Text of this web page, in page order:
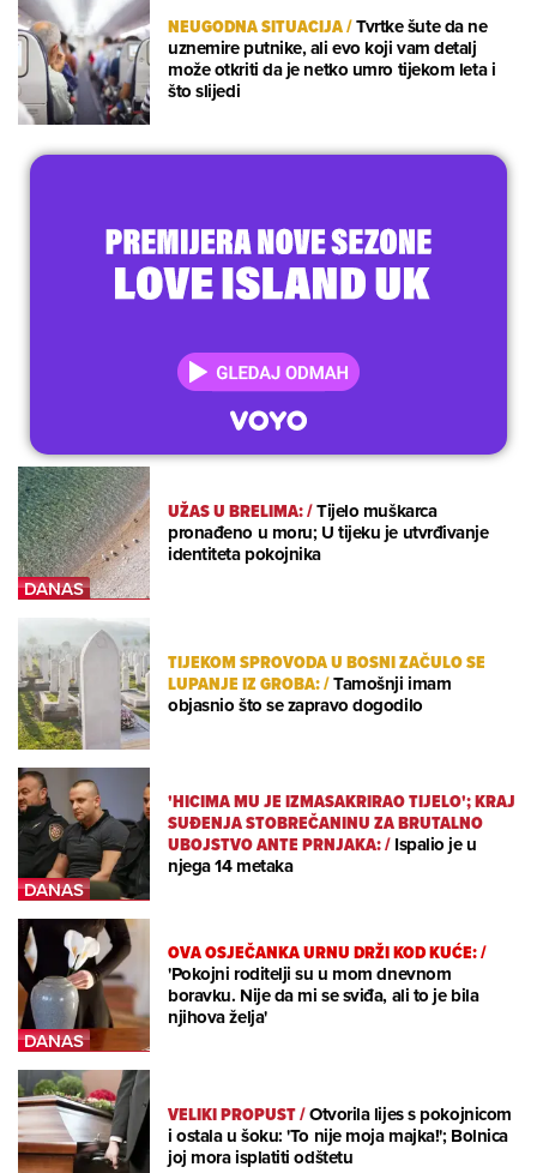
NEUGODNA SITUACIJA/Tvrtke šute da ne
uznemire putnike, ali evo koji vam detalj
može otkriti da je netko umro tijekom leta i
što slijedi
UŽAS U BRELIMA:/Tijelo muškarca
pronađeno u moru; U tijeku je utvrđivanje
identiteta pokojnika
TIJEKOM SPROVODA U BOSNI ZAČULO SE
LUPANJE IZ GROBA:/Tamošnji imam
objasnio što se zapravo dogodilo
'HICIMA MU JE IZMASAKRIRAO TIJELO'; KRAJ
SUĐENJA STOBREČANINU ZA BRUTALNO
UBOJSTVO ANTE PRNJAKA:/Ispalio je u
njega 14 metaka
OVA OSJEČANKA URNU DRŽI KOD KUĆE:/
'Pokojni roditelji su u mom dnevnom
boravku. Nije da mi se sviđa, ali to je bila
njihova želja'
VELIKI PROPUST/Otvorila lijes s pokojnicom
i ostala u šoku: 'To nije moja majka!'; Bolnica
joj mora isplatiti odštetu